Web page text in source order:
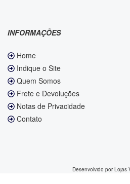
INFORMAÇÕES
Home
Indique o Site
Quem Somos
Frete e Devoluções
Notas de Privacidade
Contato
Desenvolvido porLojas